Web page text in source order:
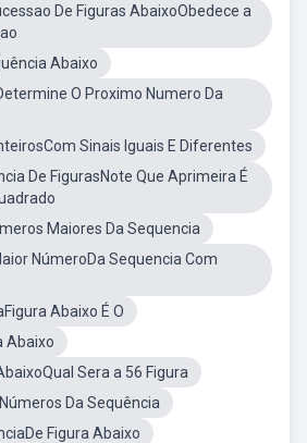
De Figuras AbaixoObedece a
Abaixo
O Proximo Numero Da
Sinais Iguais E Diferentes
De FigurasNote Que Aprimeira É
Maiores Da Sequencia
NúmeroDa Sequencia Com
Abaixo É O
Abaixo
Sera a 56 Figura
Da Sequência
Figura Abaixo